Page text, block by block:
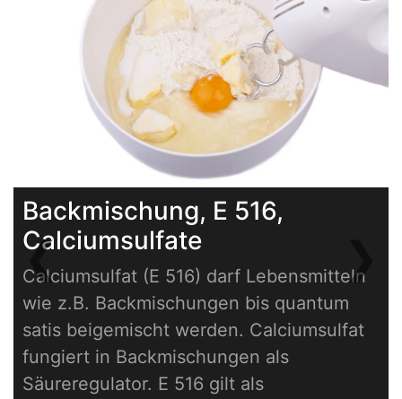
Backmischung, E 516,
Calciumsulfate
Calciumsulfat (E 516) darf Lebensmitteln
wie z.B. Backmischungen bis quantum
satis beigemischt werden. Calciumsulfat
fungiert in Backmischungen als
Säureregulator. E 516 gilt als
❮Previous ❯